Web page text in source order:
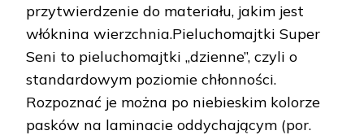
przytwierdzenie do materiału, jakim jest
włóknina wierzchnia.Pieluchomajtki Super
Seni to pieluchomajtki „dzienne”, czyli o
standardowym poziomie chłonności.
Rozpoznać je można po niebieskim kolorze
pasków na laminacie oddychającym (por.